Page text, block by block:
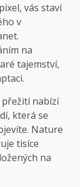
vás staví
v
na
tajemství,
nabízí
která se
Nature
tisíce
na